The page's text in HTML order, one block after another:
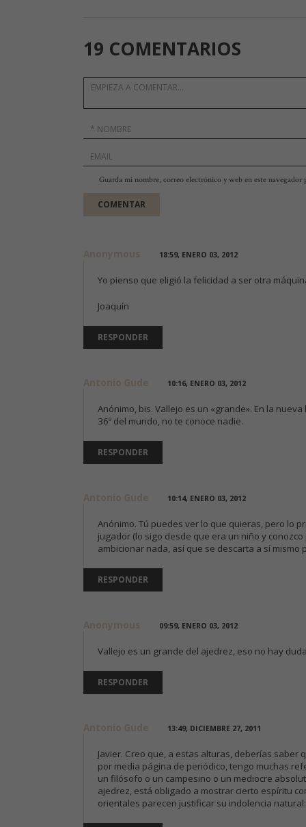
19 COMENTARIOS
Guarda mi nombre, correo electrónico y web en este navegador
Anonymous 18:59, ENERO 03, 2012
Yo pienso que eligió la felicidad a ser otra
Joaquín
RESPONDER
Antonio Gude 10:16, ENERO 03, 2012
Anónimo, bis. Vallejo es un «grande». En la
36º del mundo, no te conoce nadie.
RESPONDER
Antonio Gude 10:14, ENERO 03, 2012
Anónimo. Tú puedes ver lo que quieras, pero lo
jugador (lo sigo desde que era un niño y
ambicionar nada, así que se descarta a sí
RESPONDER
Anonymous 09:59, ENERO 03, 2012
Vallejo es un grande del ajedrez, eso no hay
RESPONDER
Antonio Gude 13:49, DICIEMBRE 27, 2011
Javier. Creo que, a estas alturas, deberías
por media página de periódico, tengo muchas
un filósofo o un campesino o un mediocre
ajedrez, está obligado a mostrar cierto espíritu
orientales parecen justificar su indolencia